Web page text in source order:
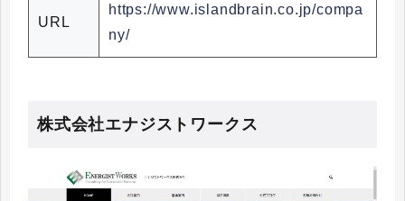
URL
https://www.islandbrain.co.jp/compa
ny/
株式会社エナジストワークス